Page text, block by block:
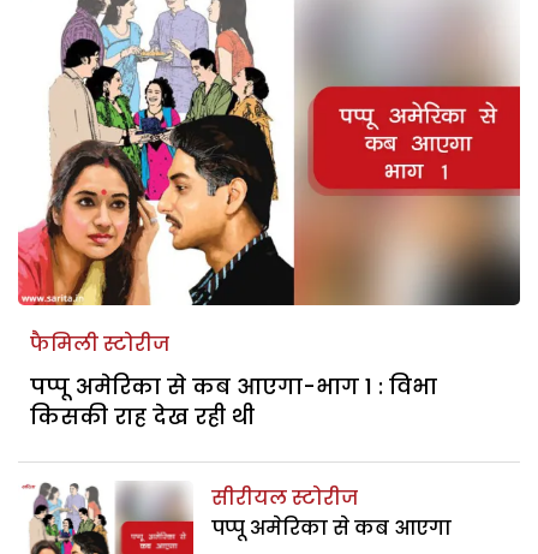
फैमिली स्टोरीज
पप्पू अमेरिका से कब आएगा-भाग 1 : विभा
किसकी राह देख रही थी
सीरीयल स्टोरीज
पप्पू अमेरिका से कब आएगा